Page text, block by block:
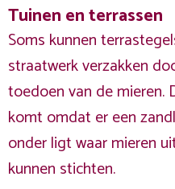
Tuinen en terrassen
Soms kunnen
straatwerk verzakken
toedoen van de mieren.
komt omdat er een
onder ligt waar mieren
kunnen stichten.